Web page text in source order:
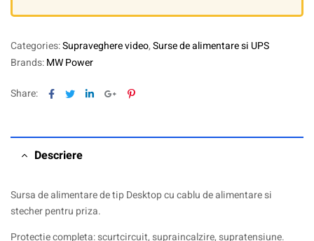
Categories:Supraveghere video,Surse de alimentare si UPS
Brands:MW Power
Share: Facebook
TwitterLinkedinGoogle+Pinterest
Descriere
Sursa de alimentare de tip Desktop cu cablu de alimentare si
stecher pentru priza.
Protectie completa: scurtcircuit, supraincalzire, supratensiune.